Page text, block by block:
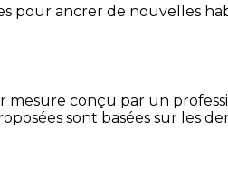
pour ancrer de nouvelles
conçu par un
sont basées sur les